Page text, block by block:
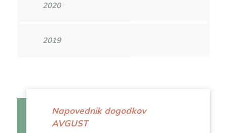
2020
2019
Napovednik dogodkov
AVGUST